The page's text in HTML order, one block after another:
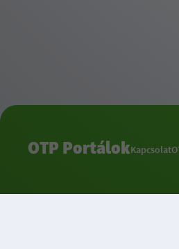
OTP PortálokKapcsolat